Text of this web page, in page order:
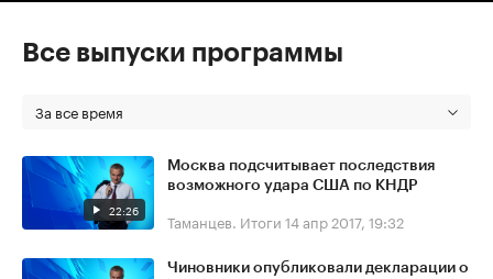
Все выпуски программы
За все время
22:26
Москва подсчитывает последствия
возможного удара США по КНДР
Таманцев. Итоги 14 апр 2017, 19:32
Чиновники опубликовали декларации о